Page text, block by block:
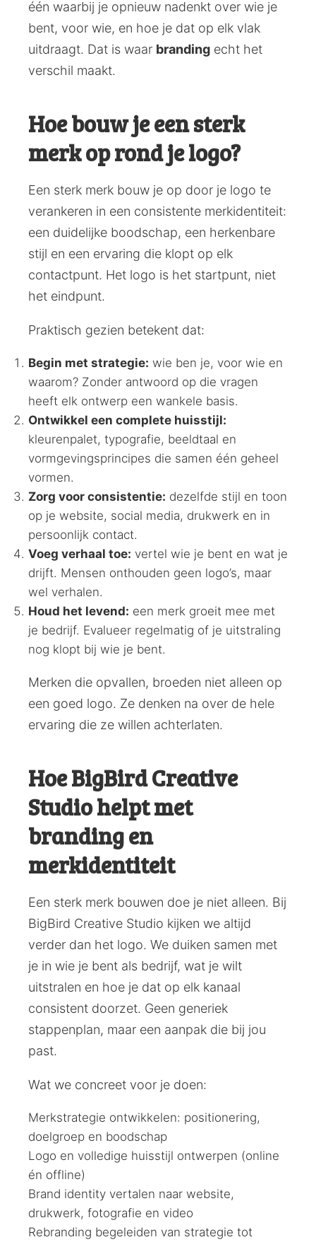
één waarbij je opnieuw nadenkt over wie je
bent, voor wie, en hoe je dat op elk vlak
uitdraagt. Dat is waar branding echt het
verschil maakt.
Hoe bouw je een sterk
merk op rond je logo?
Een sterk merk bouw je op door je logo te
verankeren in een consistente merkidentiteit:
een duidelijke boodschap, een herkenbare
stijl en een ervaring die klopt op elk
contactpunt. Het logo is het startpunt, niet
het eindpunt.
Praktisch gezien betekent dat:
Begin met strategie: wie ben je, voor wie en
waarom? Zonder antwoord op die vragen
heeft elk ontwerp een wankele basis.
Ontwikkel een complete huisstijl:
kleurenpalet, typografie, beeldtaal en
vormgevingsprincipes die samen één geheel
vormen.
Zorg voor consistentie: dezelfde stijl en toon
op je website, social media, drukwerk en in
persoonlijk contact.
Voeg verhaal toe: vertel wie je bent en wat je
drijft. Mensen onthouden geen logo’s, maar
wel verhalen.
Houd het levend: een merk groeit mee met
je bedrijf. Evalueer regelmatig of je uitstraling
nog klopt bij wie je bent.
Merken die opvallen, broeden niet alleen op
een goed logo. Ze denken na over de hele
ervaring die ze willen achterlaten.
Hoe BigBird Creative
Studio helpt met
branding en
merkidentiteit
Een sterk merk bouwen doe je niet alleen. Bij
BigBird Creative Studio kijken we altijd
verder dan het logo. We duiken samen met
je in wie je bent als bedrijf, wat je wilt
uitstralen en hoe je dat op elk kanaal
consistent doorzet. Geen generiek
stappenplan, maar een aanpak die bij jou
past.
Wat we concreet voor je doen:
Merkstrategie ontwikkelen: positionering,
doelgroep en boodschap
Logo en volledige huisstijl ontwerpen (online
én offline)
Brand identity vertalen naar website,
drukwerk, fotografie en video
Rebranding begeleiden van strategie tot